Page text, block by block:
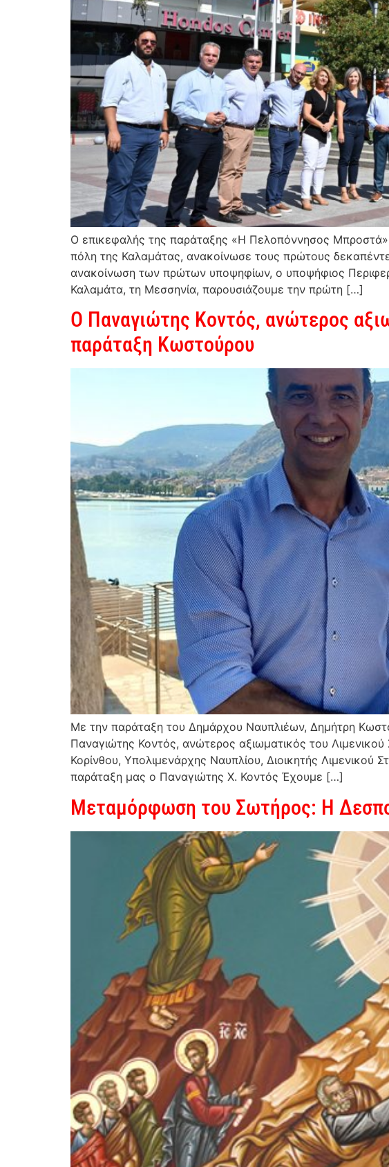
Ο επικεφαλής της παράταξης «Η Πελοπόννησος
πόλη της Καλαμάτας, ανακοίνωσε τους πρώτους
ανακοίνωση των πρώτων υποψηφίων, ο υποψήφιος
Καλαμάτα, τη Μεσσηνία, παρουσιάζουμε την πρώτη […]
Ο Παναγιώτης Κοντός, ανώτερος
παράταξη Κωστούρου
Με την παράταξη του Δημάρχου Ναυπλιέων, Δημήτρη
Παναγιώτης Κοντός, ανώτερος αξιωματικός του
Κορίνθου, Υπολιμενάρχης Ναυπλίου, Διοικητής
παράταξη μας ο Παναγιώτης Χ. Κοντός Έχουμε […]
Μεταμόρφωση του Σωτήρος: Η